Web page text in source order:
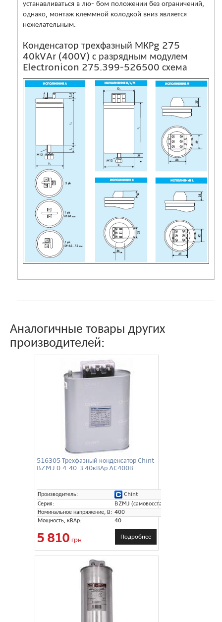
устанавливаться в лю- бом положении без ограничений,
однако, монтаж клеммной колодкой вниз является
нежелательным.
Конденсатор трехфазный МКРg 275
40kVAr (400V) с разрядным модулем
Electronicon 275.399-526500 схема
Аналогичные товары других
производителей:
516305 Трехфазный конденсатор Chint
BZMJ 0.4-40-3 40кВАр AC400В
Производитель:
Chint
Серия:
BZMJ (самовосстанавливающиеся)
Номинальное напряжение, В: 400
Мощность, кВАр:
40
5 810 грн Подробнее